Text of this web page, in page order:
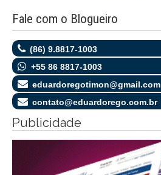
Fale com o Blogueiro
(86) 9.8817-1003
+55 86 8817-1003
eduardoregotimon@gmail.com
contato@eduardorego.com.br
Publicidade